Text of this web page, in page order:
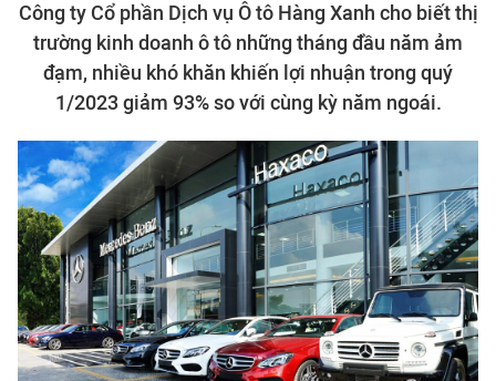
Công ty Cổ phần Dịch vụ Ô tô Hàng Xanh cho biết thị
trường kinh doanh ô tô những tháng đầu năm ảm
đạm, nhiều khó khăn khiến lợi nhuận trong quý
1/2023 giảm 93% so với cùng kỳ năm ngoái.